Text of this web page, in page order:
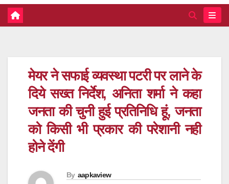
मेयर ने सफाई व्यवस्था पटरी पर लाने के
दिये सख्त निर्देश, अनिता शर्मा ने कहा
जनता की चुनी हुई प्रतिनिधि हूं, जनता
को किसी भी प्रकार की परेशानी नही
होने देंगी
By aapkaview